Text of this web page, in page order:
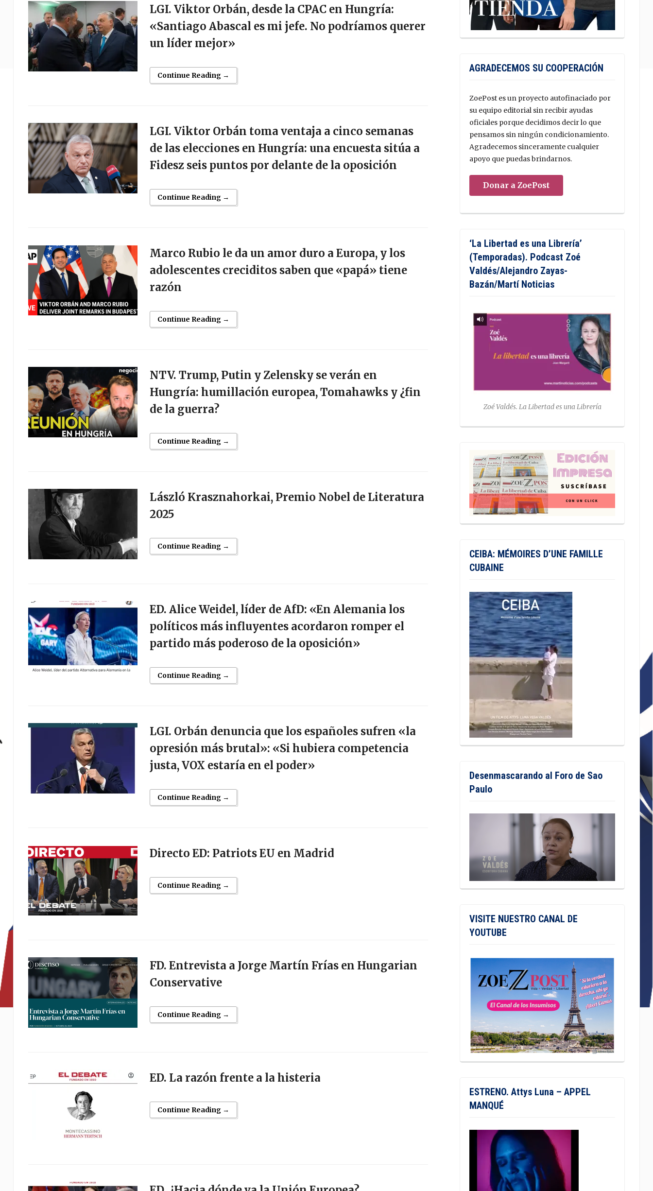
LGI. Viktor Orbán, desde la CPAC en Hungría:
«Santiago Abascal es mi jefe. No podríamos querer
un líder mejor»
Continue Reading →
LGI. Viktor Orbán toma ventaja a cinco semanas
de las elecciones en Hungría: una encuesta sitúa a
Fidesz seis puntos por delante de la oposición
Continue Reading →
Marco Rubio le da un amor duro a Europa, y los
adolescentes creciditos saben que «papá» tiene
razón
Continue Reading →
NTV. Trump, Putin y Zelensky se verán en
Hungría: humillación europea, Tomahawks y ¿fin
de la guerra?
Continue Reading →
László Krasznahorkai, Premio Nobel de Literatura
2025
Continue Reading →
ED. Alice Weidel, líder de AfD: «En Alemania los
políticos más influyentes acordaron romper el
partido más poderoso de la oposición»
Continue Reading →
LGI. Orbán denuncia que los españoles sufren «la
opresión más brutal»: «Si hubiera competencia
justa, VOX estaría en el poder»
Continue Reading →
Directo ED: Patriots EU en Madrid
Continue Reading →
FD. Entrevista a Jorge Martín Frías en Hungarian
Conservative
Continue Reading →
ED. La razón frente a la histeria
Continue Reading →
AGRADECEMOS SU COOPERACIÓN
ZoePost es un proyecto autofinaciado por
su equipo editorial sin recibir ayudas
oficiales porque decidimos decir lo que
pensamos sin ningún condicionamiento.
Agradecemos sinceramente cualquier
apoyo que puedas brindarnos.
Donar a ZoePost
‘La Libertad es una Librería’
(Temporadas). Podcast Zoé
Valdés/Alejandro Zayas-
Bazán/Martí Noticias
Zoé Valdés. La Libertad es una Librería
CEIBA: MÉMOIRES D’UNE FAMILLE
CUBAINE
Desenmascarando al Foro de Sao
Paulo
VISITE NUESTRO CANAL DE
YOUTUBE
ESTRENO. Attys Luna – APPEL
MANQUÉ